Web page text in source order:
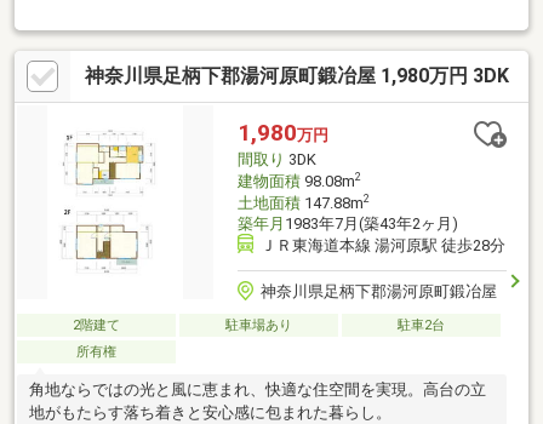
地・周辺をご覧になることをお勧め致します。実際にご覧頂くこ
とで、周辺環境や物件の詳細が明確にご理解頂けます。おかげさ
まで弊社は創業32年を迎えることとなりました。地域密着32年の
信頼と実績！売却査定も無料受付中！取引実績多数ございます！
神奈川県足柄下郡湯河原町鍛冶屋 1,980万円 3DK
1,980万円
間取り 3DK
建物面積98.08m2
土地面積147.88m2
築年月 1983年7月(築43年2ヶ月)
ＪＲ東海道本線 湯河原駅 徒歩28分
神奈川県足柄下郡湯河原町鍛冶屋
2階建て 駐車場あり
駐車2台
所有権
角地ならではの光と風に恵まれ、快適な住空間を実現。高台の立
地がもたらす落ち着きと安心感に包まれた暮らし。